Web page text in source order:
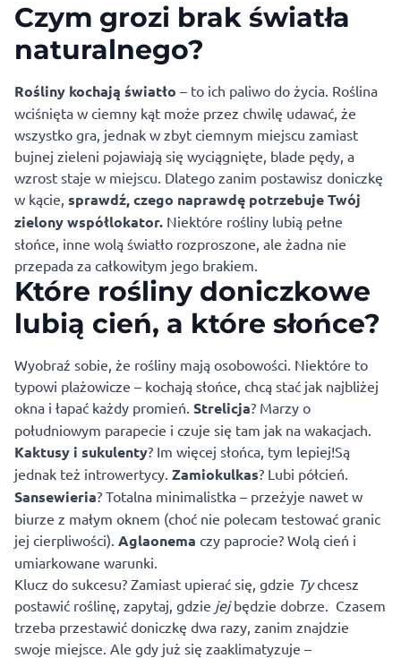
Czym grozi brak światła
naturalnego?
Rośliny kochają światło – to ich paliwo do życia. Roślina
wciśnięta w ciemny kąt może przez chwilę udawać, że
wszystko gra, jednak w zbyt ciemnym miejscu zamiast
bujnej zieleni pojawiają się wyciągnięte, blade pędy, a
wzrost staje w miejscu. Dlatego zanim postawisz doniczkę
w kącie, sprawdź, czego naprawdę potrzebuje Twój
zielony współlokator. Niektóre rośliny lubią pełne
słońce, inne wolą światło rozproszone, ale żadna nie
przepada za całkowitym jego brakiem.
Które rośliny doniczkowe
lubią cień, a które słońce?
Wyobraź sobie, że rośliny mają osobowości. Niektóre to
typowi plażowicze – kochają słońce, chcą stać jak najbliżej
okna i łapać każdy promień. Strelicja? Marzy o
południowym parapecie i czuje się tam jak na wakacjach.
Kaktusy i sukulenty? Im więcej słońca, tym lepiej!Są
jednak też introwertycy. Zamiokulkas? Lubi półcień.
Sansewieria? Totalna minimalistka – przeżyje nawet w
biurze z małym oknem (choć nie polecam testować granic
jej cierpliwości). Aglaonema czy paprocie? Wolą cień i
umiarkowane warunki.
Klucz do sukcesu? Zamiast upierać się, gdzie Tychcesz
postawić roślinę, zapytaj, gdzie jejbędzie dobrze. Czasem
trzeba przestawić doniczkę dwa razy, zanim znajdzie
swoje miejsce. Ale gdy już się zaaklimatyzuje –